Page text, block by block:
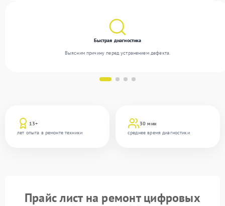
13+
лет опыта в ремонте техники
30 мин
среднее время диагностики
Быстрая диагностика
Выясним причину перед устранением дефекта.
Прайс лист на ремонт цифровых